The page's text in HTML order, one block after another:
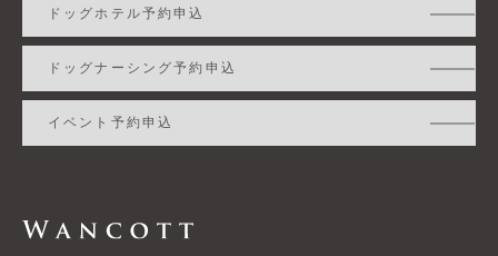
ドッグホテル予約申込
ドッグナーシング予約申込
イベント予約申込